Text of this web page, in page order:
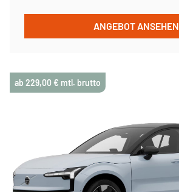
ANGEBOT ANSEHEN
ab 229,00 € mtl. brutto